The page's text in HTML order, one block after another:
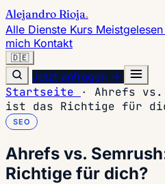
Alejandro Rioja.
Alle Dienste Kurs Meistgelesen
mich Kontakt
🇩🇪
Jetzt anfragen →
Startseite ·
Ahrefs vs.
ist das Richtige für
SEO
Ahrefs vs.
Richtige für dich?